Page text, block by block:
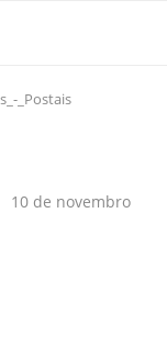
_Postais
10 de novembro